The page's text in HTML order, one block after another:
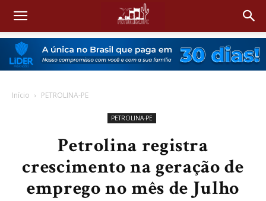
Início PETROLINA-PE
PETROLINA-PE
Petrolina registra
crescimento na geração de
emprego no mês de Julho